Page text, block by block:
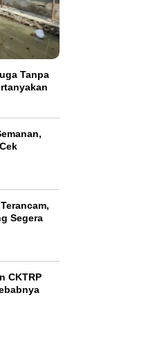
Tanpa
Segera
CKTRP